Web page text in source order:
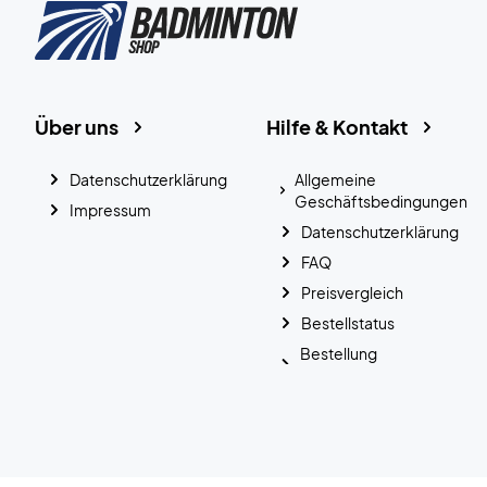
Hilfe & Kontakt
Allgemeine
Geschäftsbedingungen
Datenschutzerklärung
FAQ
Preisvergleich
Bestellstatus
Bestellung
Über uns
Datenschutzerklärung
Impressum